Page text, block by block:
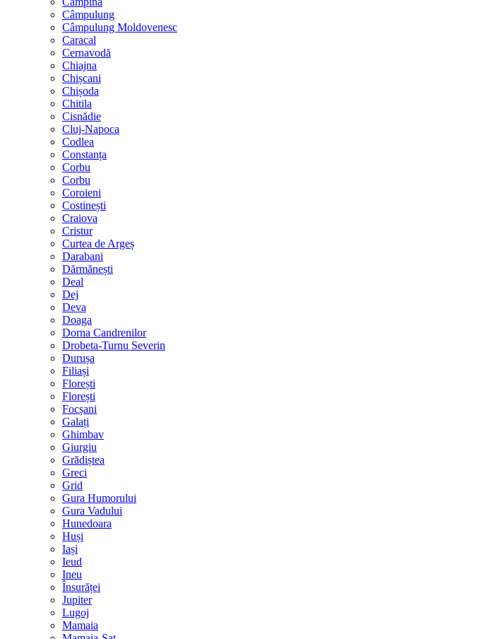
Câmpulung
Câmpulung Moldovenesc
Caracal
Cernavodă
Chiajna
Chișcani
Chișoda
Chitila
Cisnădie
Cluj-Napoca
Codlea
Constanța
Corbu
Corbu
Coroieni
Costinești
Craiova
Cristur
Curtea de Argeș
Darabani
Dărmănești
Deal
Dej
Deva
Doaga
Dorna Candrenilor
Drobeta-Turnu Severin
Durușa
Filiași
Florești
Florești
Focșani
Galați
Ghimbav
Giurgiu
Grădiștea
Greci
Grid
Gura Humorului
Gura Vadului
Hunedoara
Huși
Iași
Ieud
Ineu
Însurăței
Jupiter
Lugoj
Mamaia